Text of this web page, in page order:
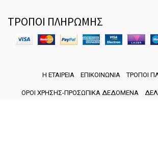
ΤΡΟΠΟΙ ΠΛΗΡΩΜΗΣ
Η ΕΤΑΙΡΕΙΑ ΕΠΙΚΟΙΝΩΝΙΑ ΤΡΟΠΟΙ
ΟΡΟΙ ΧΡΗΣΗΣ-ΠΡΟΣΩΠΙΚΑ ΔΕΔΟΜΕΝΑ